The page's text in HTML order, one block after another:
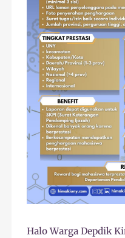
Halo Warga Depdik